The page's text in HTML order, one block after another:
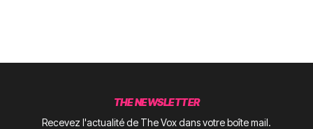
THE NEWSLETTER
Recevez l'actualité de The Vox dans votre boîte mail.